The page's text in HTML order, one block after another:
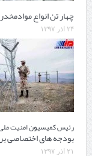
چهار تن انواع
۲۴ آذر ۱۳۹۷
رئیس کمیسیون امنیت
بودجه های اختصاصی
۲۱ آذر ۱۳۹۷